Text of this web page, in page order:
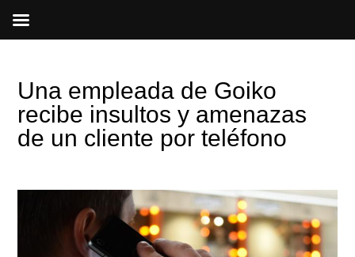
Una empleada de Goiko
recibe insultos y amenazas
de un cliente por teléfono